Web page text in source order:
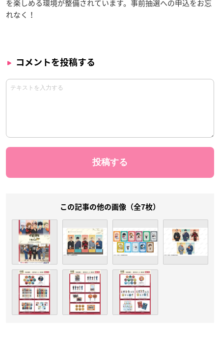
を楽しめる環境が整備されています。事前抽選への申込をお忘
れなく！
コメントを投稿する
この記事の他の画像（全7枚）